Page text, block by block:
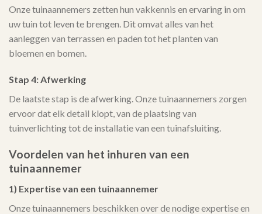
Onze tuinaannemers zetten hun vakkennis en ervaring in om
uw tuin tot leven te brengen. Dit omvat alles van het
aanleggen van terrassen en paden tot het planten van
bloemen en bomen.
Stap 4: Afwerking
De laatste stap is de afwerking. Onze tuinaannemers zorgen
ervoor dat elk detail klopt, van de plaatsing van
tuinverlichting tot de installatie van een tuinafsluiting.
Voordelen van het inhuren van een
tuinaannemer
1) Expertise van een tuinaannemer
Onze tuinaannemers beschikken over de nodige expertise en